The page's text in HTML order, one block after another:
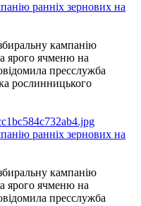
ранніх зернових на
кампанію
ярого ячменю на
пресслужба
рослинницького
ранніх зернових на
кампанію
ярого ячменю на
пресслужба